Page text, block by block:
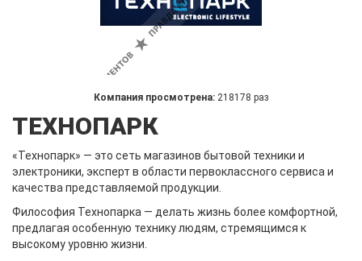
Компания просмотрена: 218178 раз
ТЕХНОПАРК
«Технопарк» — это сеть магазинов бытовой техники и
электроники, эксперт в области первоклассного сервиса и
качества представляемой продукции.
Философия Технопарка — делать жизнь более комфортной,
предлагая особенную технику людям, стремящимся к
высокому уровню жизни.